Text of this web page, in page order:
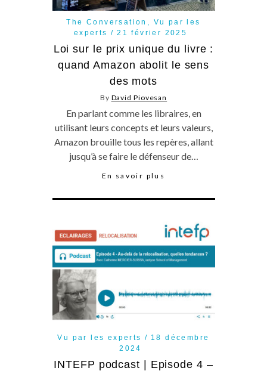
The Conversation , Vu par les
experts
21 février 2025
Loi sur le prix unique du livre :
quand Amazon abolit le sens
des mots
By David Piovesan
En parlant comme les libraires, en
utilisant leurs concepts et leurs valeurs,
Amazon brouille tous les repères, allant
jusqu’à se faire le défenseur de…
En savoir plus
Vu par les experts
18 décembre
2024
INTEFP podcast | Episode 4 –